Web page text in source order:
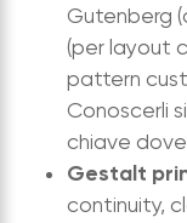
Gutenberg
(per layout
pattern
Conoscerli
chiave
Gestalt
continuity,